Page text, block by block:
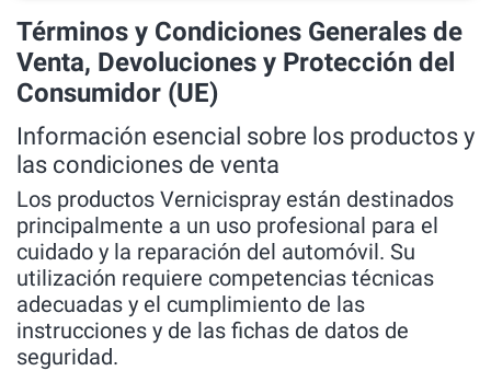
Términos y Condiciones Generales de
Venta, Devoluciones y Protección del
Consumidor (UE)
Información esencial sobre los productos y
las condiciones de venta
Los productos Vernicispray están destinados
principalmente a un uso profesional para el
cuidado y la reparación del automóvil. Su
utilización requiere competencias técnicas
adecuadas y el cumplimiento de las
instrucciones y de las fichas de datos de
seguridad.